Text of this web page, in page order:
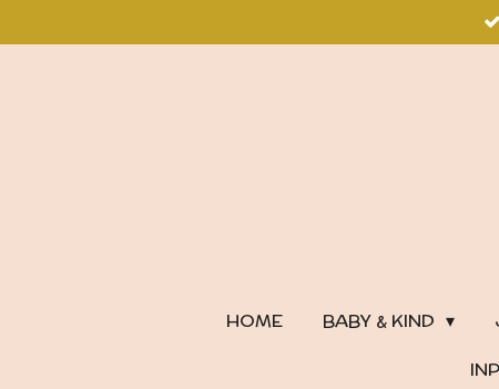
direct
HOME BABY & KIND